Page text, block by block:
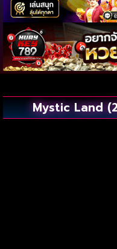
Mystic Land